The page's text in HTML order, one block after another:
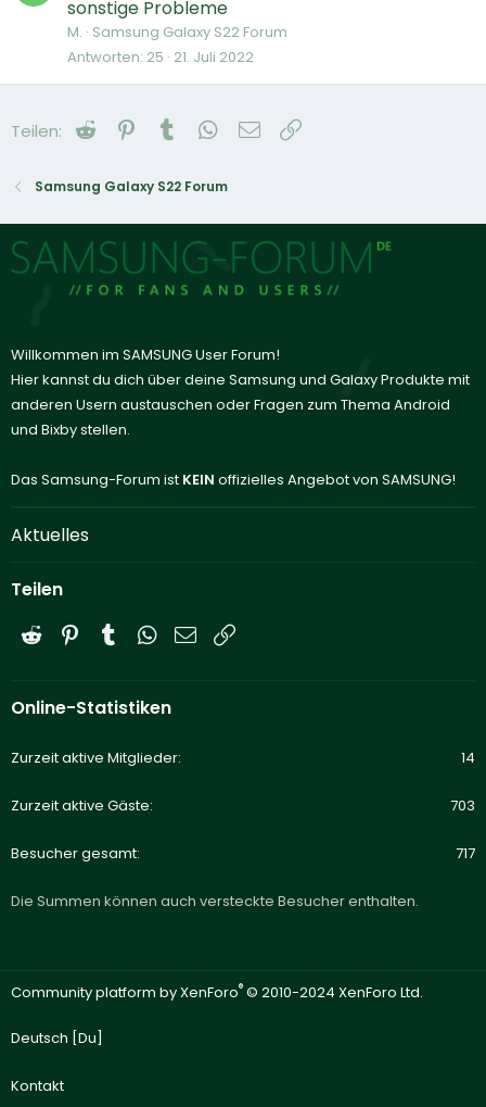
sonstige Probleme
M. Samsung Galaxy S22 Forum
Antworten 25 21. Juli 2022
Teilen: Reddit Pinterest
Tumblr WhatsApp
E-Mail
Samsung Galaxy S22 Forum
Willkommen im SAMSUNG User Forum!
Hier kannst du dich über deine Samsung und Galaxy Produkte mit
anderen Usern austauschen oder Fragen zum Thema Android
und Bixby stellen.
Das Samsung-Forum ist KEIN offizielles Angebot von SAMSUNG!
Aktuelles
Teilen
Reddit PinterestTumblrWhatsApp
E-Mail
Online-Statistiken
Zurzeit aktive Mitglieder 14
Zurzeit aktive Gäste 703
Besucher gesamt 717
Die Summen können auch versteckte Besucher enthalten.
Community platform by XenForo® © 2010-2024 XenForo Ltd.
Deutsch [Du]
Kontakt